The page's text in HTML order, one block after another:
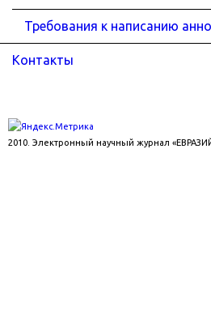
Требования к написанию
Контакты
2010. Электронный научный журнал